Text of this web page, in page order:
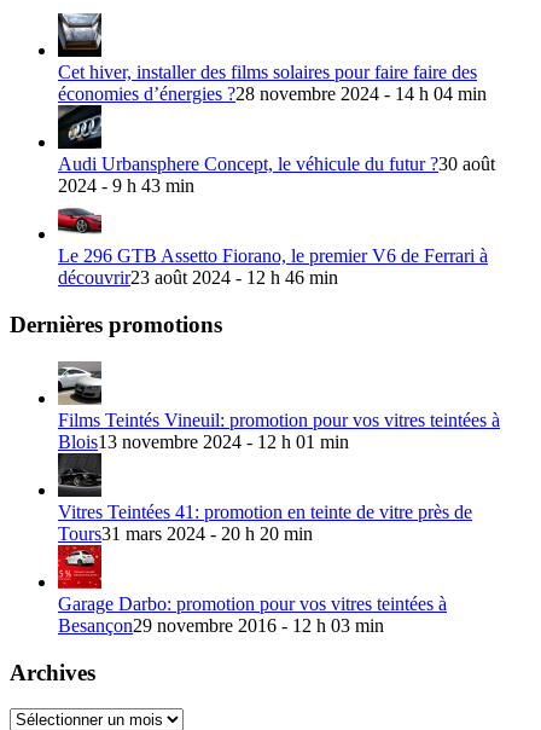
Cet hiver, installer des films solaires pour faire faire des
économies d’énergies ?28 novembre 2024 - 14 h 04 min
Audi Urbansphere Concept, le véhicule du futur ?30 août
2024 - 9 h 43 min
Le 296 GTB Assetto Fiorano, le premier V6 de Ferrari à
découvrir23 août 2024 - 12 h 46 min
Dernières promotions
Films Teintés Vineuil: promotion pour vos vitres teintées à
Blois13 novembre 2024 - 12 h 01 min
Vitres Teintées 41: promotion en teinte de vitre près de
Tours31 mars 2024 - 20 h 20 min
Garage Darbo: promotion pour vos vitres teintées à
Besançon29 novembre 2016 - 12 h 03 min
Archives
Archives